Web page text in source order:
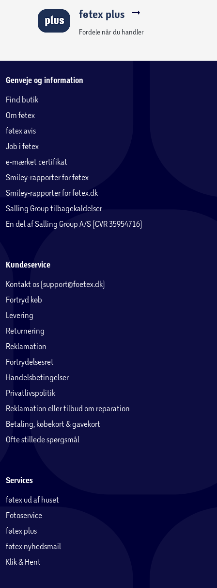
føtex plus
Fordele når du handler
Genveje og information
Find butik
Om føtex
føtex avis
Job i føtex
e-mærket certifikat
Smiley-rapporter for føtex
Smiley-rapporter for føtex.dk
Salling Group tilbagekaldelser
En del af Salling Group A/S (CVR 35954716)
Kundeservice
Kontakt os (support@foetex.dk)
Fortryd køb
Levering
Returnering
Reklamation
Fortrydelsesret
Handelsbetingelser
Privatlivspolitik
Reklamation eller tilbud om reparation
Betaling, købekort & gavekort
Ofte stillede spørgsmål
Services
føtex ud af huset
Fotoservice
føtex plus
føtex nyhedsmail
Klik & Hent